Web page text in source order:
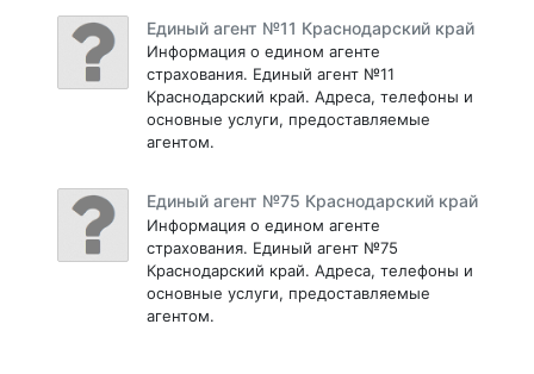
Единый агент №11 Краснодарский край
Информация о едином агенте
страхования. Единый агент №11
Краснодарский край. Адреса, телефоны и
основные услуги, предоставляемые
агентом.
Единый агент №75 Краснодарский край
Информация о едином агенте
страхования. Единый агент №75
Краснодарский край. Адреса, телефоны и
основные услуги, предоставляемые
агентом.